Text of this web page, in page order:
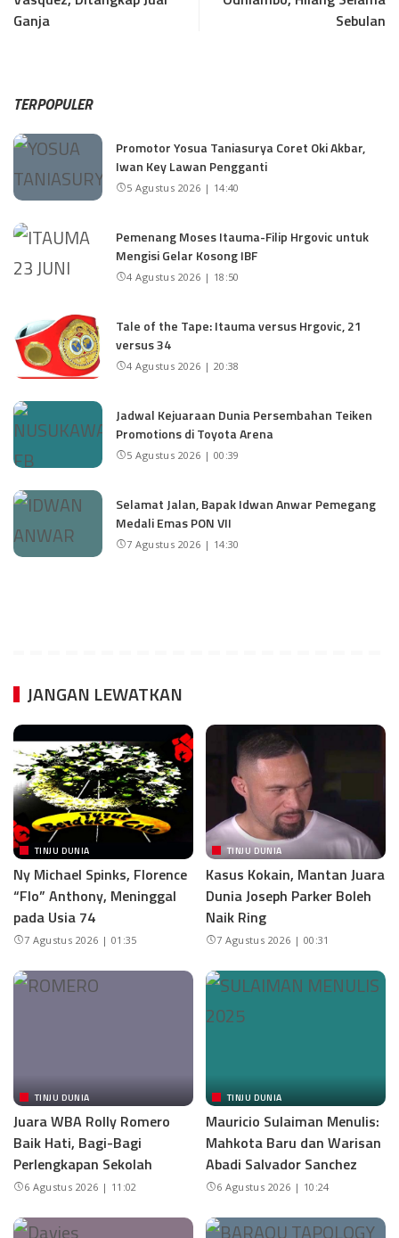
Ganja
Sebulan
TERPOPULER
Promotor Yosua Taniasurya Coret Oki Akbar,
Iwan Key Lawan Pengganti
5 Agustus 2026 | 14:40
Pemenang Moses Itauma-Filip Hrgovic untuk
Mengisi Gelar Kosong IBF
4 Agustus 2026 | 18:50
Tale of the Tape: Itauma versus Hrgovic, 21
versus 34
4 Agustus 2026 | 20:38
Jadwal Kejuaraan Dunia Persembahan Teiken
Promotions di Toyota Arena
5 Agustus 2026 | 00:39
Selamat Jalan, Bapak Idwan Anwar Pemegang
Medali Emas PON VII
7 Agustus 2026 | 14:30
JANGAN LEWATKAN
TINJU DUNIA
Ny Michael Spinks, Florence
“Flo” Anthony, Meninggal
pada Usia 74
7 Agustus 2026 | 01:35
TINJU DUNIA
Kasus Kokain, Mantan Juara
Dunia Joseph Parker Boleh
Naik Ring
7 Agustus 2026 | 00:31
TINJU DUNIA
Juara WBA Rolly Romero
Baik Hati, Bagi-Bagi
Perlengkapan Sekolah
6 Agustus 2026 | 11:02
TINJU DUNIA
Mauricio Sulaiman Menulis:
Mahkota Baru dan Warisan
Abadi Salvador Sanchez
6 Agustus 2026 | 10:24